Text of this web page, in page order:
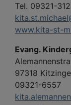
Tel. 09321-
www.kita-st-
Evang.
97318
09321-6557